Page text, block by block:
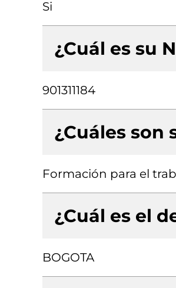
Si
¿Cuál es su
901311184
¿Cuáles son
Formación para el
¿Cuál es el
BOGOTA